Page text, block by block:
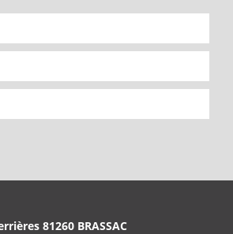
81260 BRASSAC